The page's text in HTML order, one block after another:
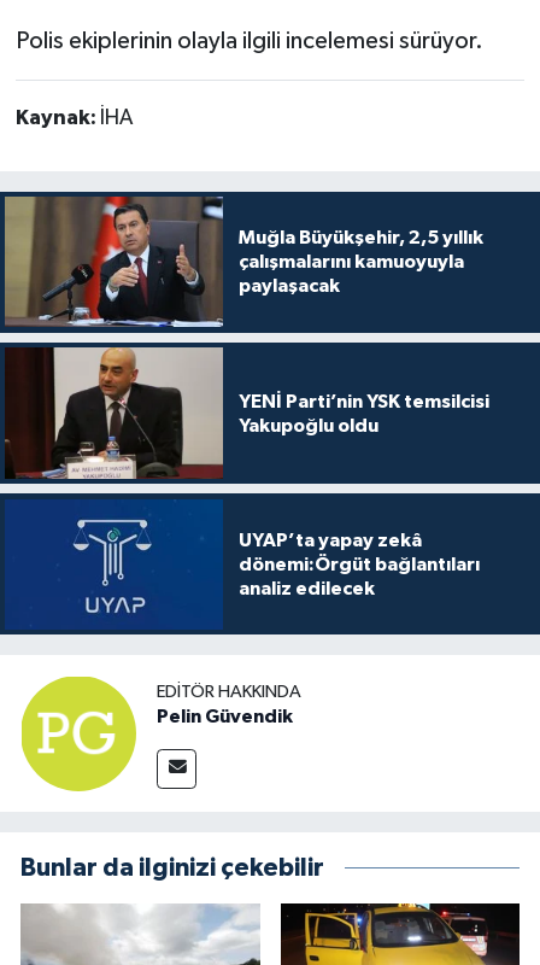
Polis ekiplerinin olayla ilgili incelemesi sürüyor.
Kaynak: İHA
Muğla Büyükşehir, 2,5 yıllık
çalışmalarını kamuoyuyla
paylaşacak
YENİ Parti’nin YSK temsilcisi
Yakupoğlu oldu
UYAP’ta yapay zekâ
dönemi:Örgüt bağlantıları
analiz edilecek
EDITÖR HAKKINDA
Pelin Güvendik
Bunlar da ilginizi çekebilir